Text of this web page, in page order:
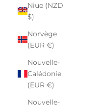
Niue (NZD
$)
Norvège
(EUR €)
Nouvelle-
Calédonie
(EUR €)
Nouvelle-